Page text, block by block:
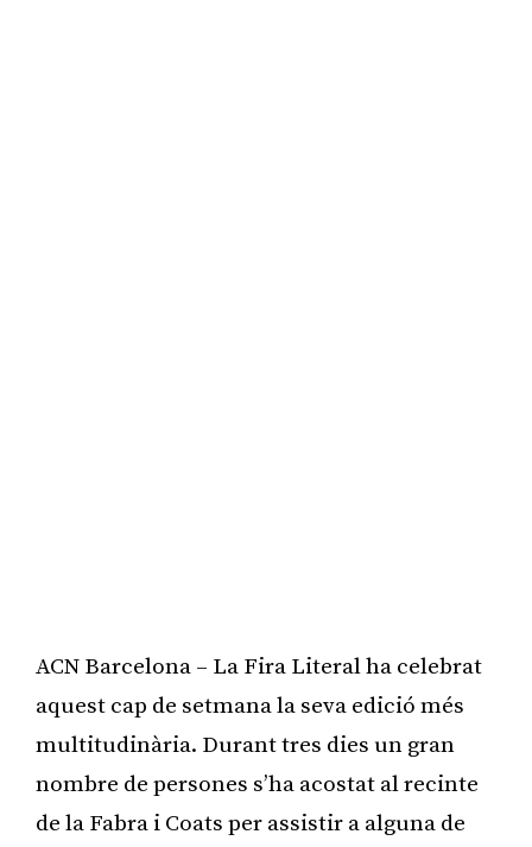
ACN Barcelona – La Fira Literal ha celebrat
aquest cap de setmana la seva edició més
multitudinària. Durant tres dies un gran
nombre de persones s’ha acostat al recinte
de la Fabra i Coats per assistir a alguna de